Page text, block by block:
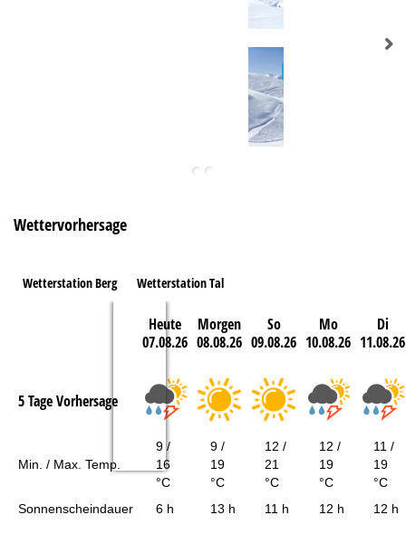
Wettervorhersage
Wetterstation Berg Wetterstation Tal
Heute
07.08.26
Morgen
08.08.26
So
09.08.26
Mo
10.08.26
Di
11.08.26
5 Tage Vorhersage
Min. / Max. Temp.
9 /
16
°C
9 /
19
°C
12 /
21
°C
12 /
19
°C
11 /
19
°C
Sonnenscheindauer
6 h 13 h 11 h 12 h 12 h